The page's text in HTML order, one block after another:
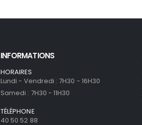
INFORMATIONS
HORAIRES
Lundi - Vendredi : 7H30 - 16H30
Samedi : 7H30 - 11H30
TÉLÉPHONE
40 50 52 88